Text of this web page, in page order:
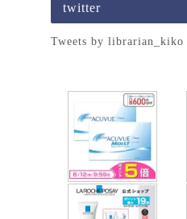
twitter
Tweets by librarian_kiko